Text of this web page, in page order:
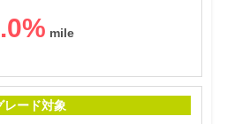
%
レード対象